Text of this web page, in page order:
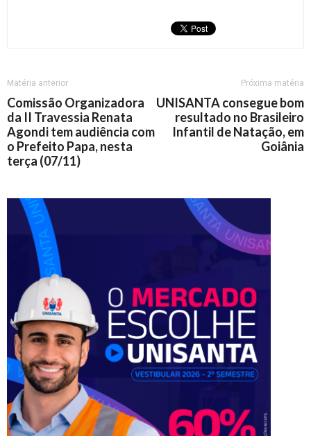
Matéria anterior
Comissão Organizadora
da II Travessia Renata
Agondi tem audiência com
o Prefeito Papa, nesta
terça (07/11)
Próxima matéria
UNISANTA consegue bom
resultado no Brasileiro
Infantil de Natação, em
Goiânia